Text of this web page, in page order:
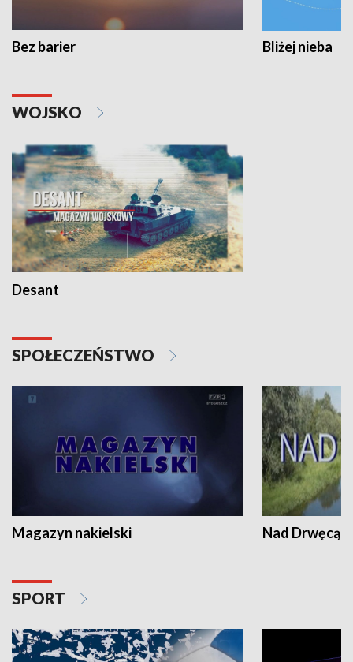
Bez barier Bliżej nieba
WOJSKO
Desant
SPOŁECZEŃSTWO
Magazyn nakielski Nad Drwęcą
SPORT